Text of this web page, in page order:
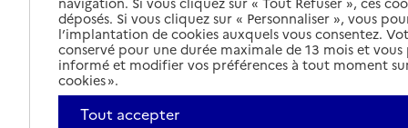
déposés. Si vous cliquez sur « Personnaliser », vous
l’implantation de cookies auxquels vous consentez.
conservé pour une durée maximale de 13 mois et
informé et modifier vos préférences à tout moment
cookies ».
Tout accepter